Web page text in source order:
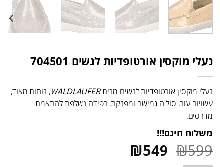
נעלי מוקסין אורטופדיות לנשים 704501
נעלי מוקסין אורטופדיות לנשים מביתWALDLAUFER, נוחות מאוד,
עשויות עור, סוליה גמישה ומפנקת, רפידה נשלפת להתאמת
מדרסים.
משלוח חינם!!!
₪599 המחיר
₪549